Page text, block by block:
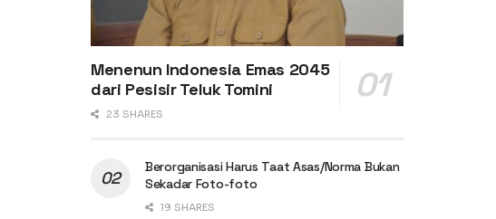
Menenun Indonesia Emas 2045
dari Pesisir Teluk Tomini
23 SHARES
Berorganisasi Harus Taat Asas/Norma Bukan
Sekadar Foto-foto
19 SHARES